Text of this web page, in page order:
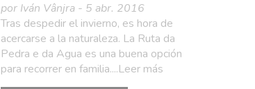
por Iván Vânjra - 5 abr. 2016
Tras despedir el invierno, es hora de
acercarse a la naturaleza. La Ruta da
Pedra e da Agua es una buena opción
para recorrer en familia....Leer más